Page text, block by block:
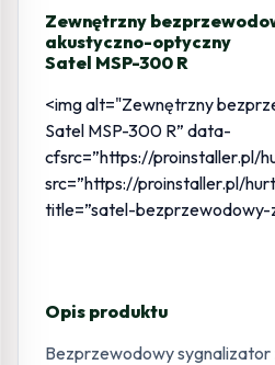
Zewnętrzny
akustyczno-optyczny
Satel MSP-300 R
<img alt="Zewnętrzny
Satel MSP-300 R” data-
cfsrc=”https://proinstaller.pl/
src=”https://proinstaller.pl/
title=”satel-
Opis produktu
Bezprzewodowy